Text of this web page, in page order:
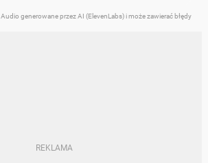
Audio generowane przez AI (ElevenLabs) i może zawierać błędy